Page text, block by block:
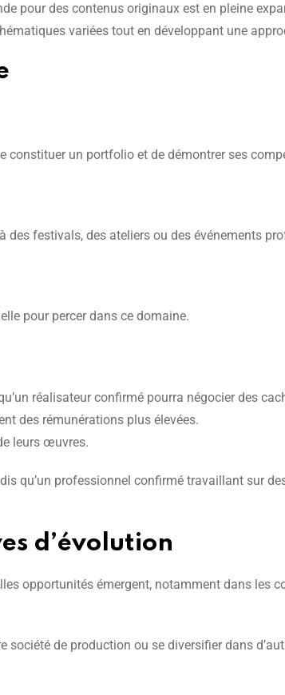
pour des contenus originaux est en pleine
variées tout en développant une
constituer un portfolio et de démontrer ses
festivals, des ateliers ou des événements
pour percer dans ce domaine.
réalisateur confirmé pourra négocier des
des rémunérations plus élevées.
leurs œuvres.
qu’un professionnel confirmé travaillant sur
d’évolution
opportunités émergent, notamment dans les
société de production ou se diversifier dans